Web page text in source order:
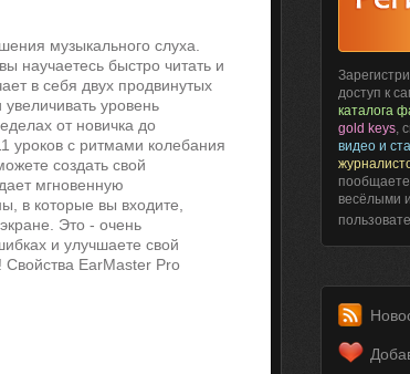
музыкального слуха.
научаетесь быстро читать и
в себя двух продвинутых
уровень
от новичка до
уроков с ритмами колебания
создать свой
мгновенную
в которые вы входите,
Это - очень
и улучшаете свой
EarMaster Pro
доступ к
каталога
gold keys,
видео и
весёлыми